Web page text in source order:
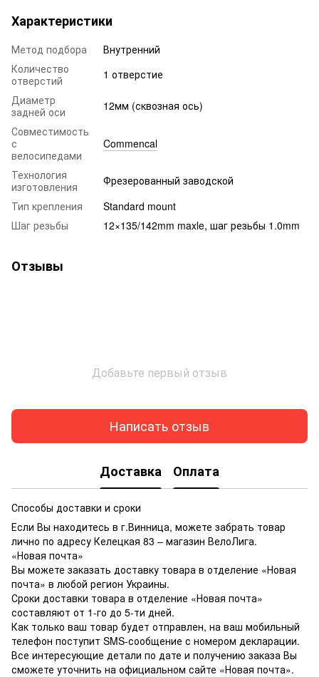
Характеристики
Метод подбора
Внутренний
Количество
отверстий
1 отверстие
Диаметр
задней оси
12мм (сквозная ось)
Совместимость
с
велосипедами
Commencal
Технология
изготовления
Фрезерованный заводской
Тип крепления
Standard mount
Шаг резьбы
12×135/142mm maxle, шаг резьбы 1.0mm
Отзывы
Добавьте первый отзыв
Написать отзыв
Доставка Оплата
Способы доставки и сроки
Если Вы находитесь в г.Винница, можете забрать товар
лично по адресу Келецкая 83 – магазин ВелоЛига.
«Новая почта»
Вы можете заказать доставку товара в отделение «Новая
почта» в любой регион Украины.
Сроки доставки товара в отделение «Новая почта»
составляют от 1-го до 5-ти дней.
Как только ваш товар будет отправлен, на ваш мобильный
телефон поступит SMS-сообщение с номером декларации.
Все интересующие детали по дате и получению заказа Вы
сможете уточнить на официальном сайте «Новая почта».